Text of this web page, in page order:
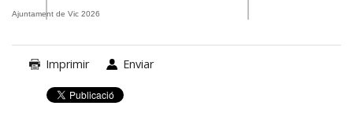
Ajuntament de Vic 2026
Imprimir Enviar